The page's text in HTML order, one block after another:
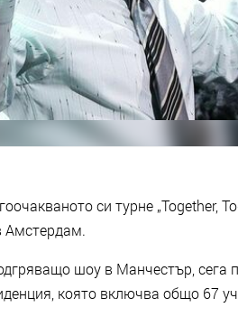
си турне „Together,
Амстердам.
шоу в Манчестър, сега
която включва общо 67